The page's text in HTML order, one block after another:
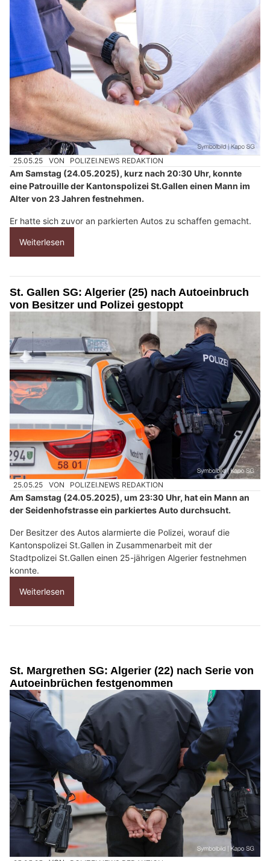
25.05.25 VON POLIZEI.NEWS REDAKTION
Am Samstag (24.05.2025), kurz nach 20:30 Uhr, konnte
eine Patrouille der Kantonspolizei St.Gallen einen Mann im
Alter von 23 Jahren festnehmen.
Er hatte sich zuvor an parkierten Autos zu schaffen gemacht.
Weiterlesen
St. Gallen SG: Algerier (25) nach Autoeinbruch
von Besitzer und Polizei gestoppt
25.05.25 VON POLIZEI.NEWS REDAKTION
Am Samstag (24.05.2025), um 23:30 Uhr, hat ein Mann an
der Seidenhofstrasse ein parkiertes Auto durchsucht.
Der Besitzer des Autos alarmierte die Polizei, worauf die
Kantonspolizei St.Gallen in Zusammenarbeit mit der
Stadtpolizei St.Gallen einen 25-jährigen Algerier festnehmen
konnte.
Weiterlesen
St. Margrethen SG: Algerier (22) nach Serie von
Autoeinbrüchen festgenommen